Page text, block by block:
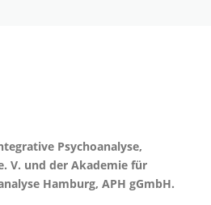
Psychoanalyse,
V. und der Akademie für
Hamburg, APH gGmbH.